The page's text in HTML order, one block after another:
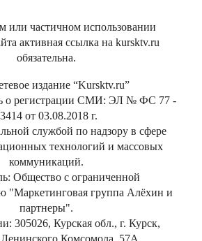
частичном использовании
активная ссылка на kursktv.ru
обязательна.
издание “Kursktv.ru”
о регистрации СМИ: ЭЛ № ФС 77 -
от 03.08.2018 г.
службой по надзору в сфере
технологий и массовых
коммуникаций.
Общество с ограниченной
"Маркетинговая группа Алёхин и
партнеры".
305026, Курская обл., г. Курск,